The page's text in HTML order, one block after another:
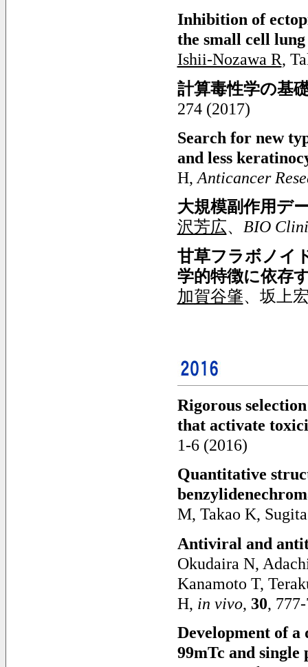
Inhibition of
the small cell
Ishii-Nozawa R,
計算毒性学の基
274 (2017)
Search for new
and less
H, Anticancer
大規模副作用デ
沢芳広、 BIO
甘草フラボノイ
学的特徴に依存
加賀谷肇、坂上
Rigorous
that activate
1-6 (2016)
Quantitative
M, Takao K,
Antiviral and
Okudaira N,
Kanamoto T,
H, in vivo, 30,
Development of a
99mTc and